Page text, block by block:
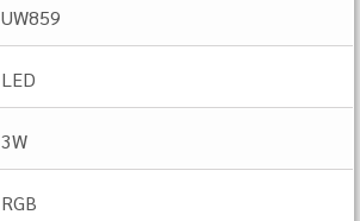
UW859
LED
3W
RGB